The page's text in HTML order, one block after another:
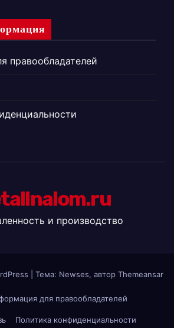
правообладателей
и производство
Тема: Newses, автор Themeansar
для правообладателей
Политика конфиденциальности